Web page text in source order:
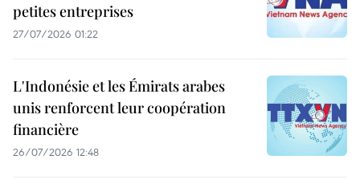
petites entreprises
27/07/2026 01:22
L'Indonésie et les Émirats arabes
unis renforcent leur coopération
financière
26/07/2026 12:48